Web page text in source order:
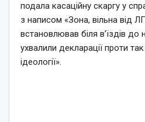
подала касаційну скаргу у
з написом «Зона, вільна від
встановлював біля в’їздів до
ухвалили декларації проти
ідеології».